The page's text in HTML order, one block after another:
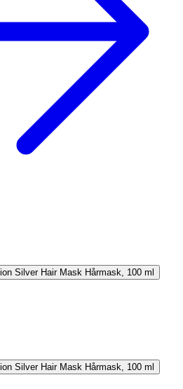
Silver Hair Mask Hårmask, 100 ml
Silver Hair Mask Hårmask, 100 ml